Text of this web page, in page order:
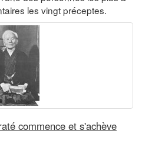
les vingt préceptes.
commence et s'achève